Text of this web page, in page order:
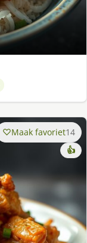
Maak favoriet14
👍